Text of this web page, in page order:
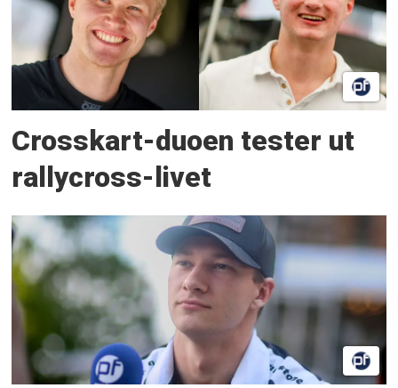
Crosskart-duoen tester ut
rallycross-livet